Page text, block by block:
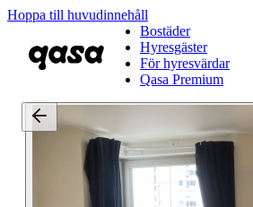
Hoppa till huvudinnehåll
Bostäder
Hyresgäster
För hyresvärdar
Qasa Premium